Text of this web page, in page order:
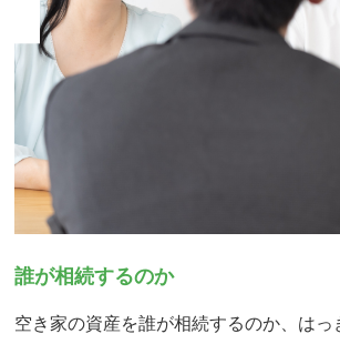
誰が相続するのか
空き家の資産を誰が相続するのか、はっ